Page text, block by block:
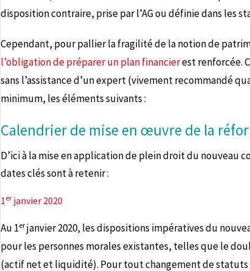
disposition contraire, prise par l’AG ou définie dans les
Cependant, pour pallier la fragilité de la notion de
l’obligation de préparer un plan financierest renforcée.
sans l’assistance d’un expert (vivement recommandé
minimum, les éléments suivants :
Calendrier de mise en œuvre de la
D’ici à la mise en application de plein droit du nouveau
dates clés sont à retenir :
1er janvier 2020
Au 1erjanvier 2020, les dispositions impératives du
pour les personnes morales existantes, telles que le
(actif net et liquidité). Pour tout changement de statuts